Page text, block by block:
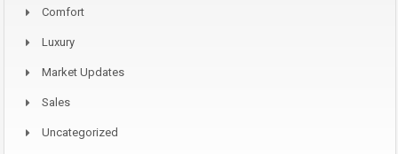
Comfort
Luxury
Market Updates
Sales
Uncategorized